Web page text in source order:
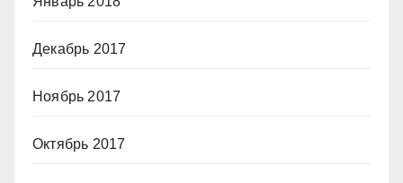
Декабрь 2017
Ноябрь 2017
Октябрь 2017